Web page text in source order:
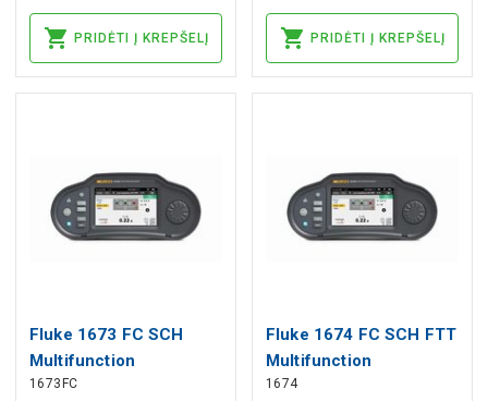
PRIDĖTI Į KREPŠELĮ PRIDĖTI Į KREPŠELĮ
Fluke 1673 FC SCH
Multifunction
Installation Tester, Fluke
1673FC
Fluke 1674 FC SCH FTT
Multifunction
Installation Tester with
1674